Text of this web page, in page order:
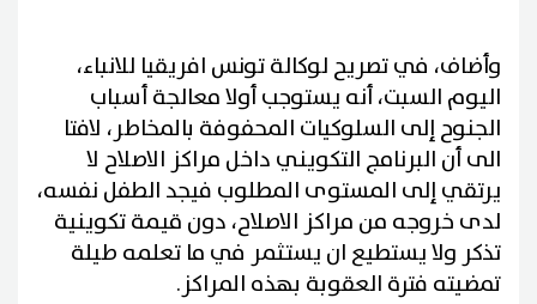
وأضاف، في تصريح لوكالة تونس افريقيا للانباء،
اليوم السبت، أنه يستوجب أولا معالجة أسباب
الجنوح إلى السلوكيات المحفوفة بالمخاطر، لافتا
الى أن البرنامج التكويني داخل مراكز الاصلاح لا
يرتقي إلى المستوى المطلوب فيجد الطفل نفسه،
لدى خروجه من مراكز الاصلاح، دون قيمة تكوينية
تذكر ولا يستطيع ان يستثمر في ما تعلمه طيلة
تمضيته فترة العقوبة بهذه المراكز.